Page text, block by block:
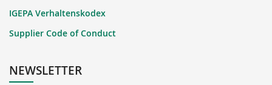
IGEPA Verhaltenskodex
Supplier Code of Conduct
NEWSLETTER